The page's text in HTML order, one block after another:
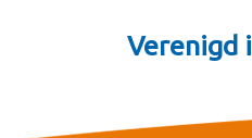
Verenigd